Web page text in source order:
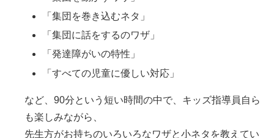
「集団を巻き込むネタ」
「集団に話をするのワザ」
「発達障がいの特性」
「すべての児童に優しい対応」
など、90分という短い時間の中で、キッズ指導員自ら
も楽しみながら、
先生方がお持ちのいろいろなワザと小ネタを教えてい